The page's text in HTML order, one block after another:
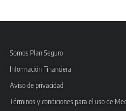
Somos Plan Seguro
Información Financiera
Aviso de privacidad
Términos y condiciones para el uso de